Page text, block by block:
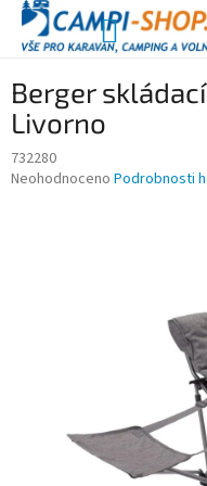
Přejít
obsah
NÁKUPNÍ
Berger
Livorno
732280
Průměrné
Neohodnoceno Podrobnosti